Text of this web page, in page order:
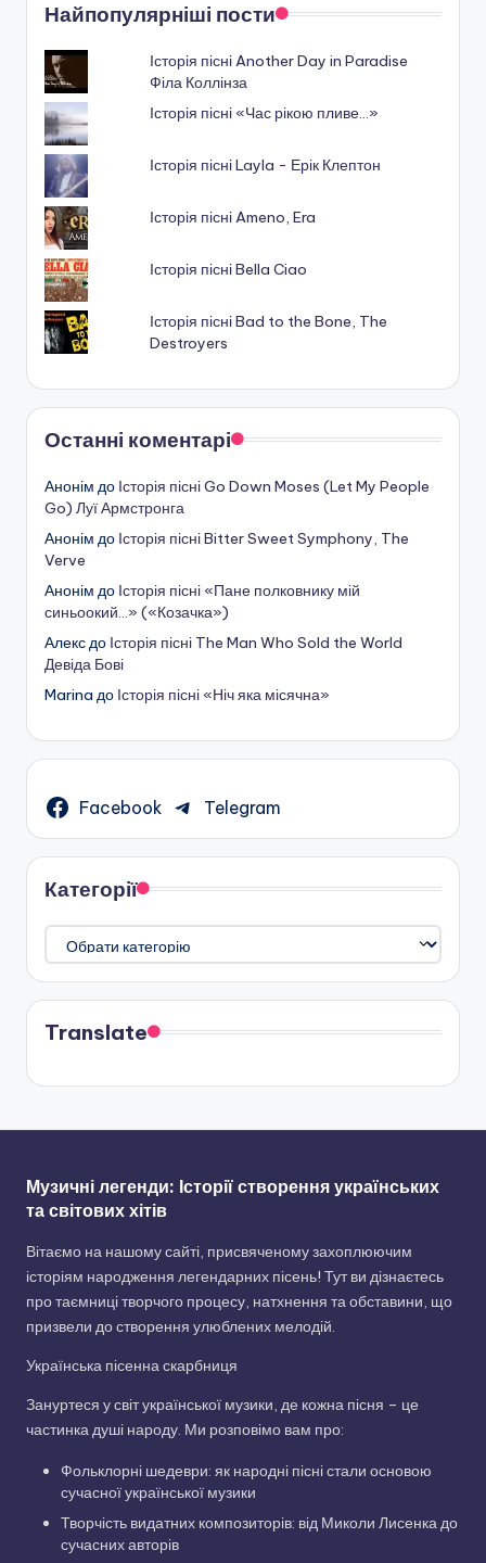
Найпопулярніші пости
Історія пісні Another Day in Paradise
Філа Коллінза
Історія пісні «Час рікою пливе…»
Історія пісні Layla - Ерік Клептон
Історія пісні Ameno, Era
Історія пісні Bella Ciao
Історія пісні Bad to the Bone, The
Destroyers
Останні коментарі
Анонім до Історія пісні Go Down Moses (Let My People
Go) Луї Армстронга
Анонім до Історія пісні Bitter Sweet Symphony, The
Verve
Анонім до Історія пісні «Пане полковнику мій
синьоокий…» («Козачка»)
Алексдо Історія пісні The Man Who Sold the World
Девіда Бові
Marina до Історія пісні «Ніч яка місячна»
Facebook Telegram
Категорії
Категорії
Translate
Музичні легенди: Історії створення українських
та світових хітів
Вітаємо на нашому сайті, присвяченому захоплюючим
історіям народження легендарних пісень! Тут ви дізнаєтесь
про таємниці творчого процесу, натхнення та обставини, що
призвели до створення улюблених мелодій.
Українська пісенна скарбниця
Зануртеся у світ української музики, де кожна пісня – це
частинка душі народу. Ми розповімо вам про:
Фольклорні шедеври: як народні пісні стали основою
сучасної української музики
Творчість видатних композиторів: від Миколи Лисенка до
сучасних авторів